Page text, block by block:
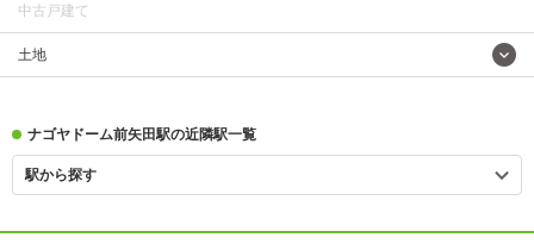
中古戸建て
土地
ナゴヤドーム前矢田駅の近隣駅一覧
駅から探す